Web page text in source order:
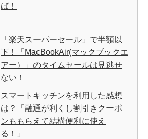
ば！
「楽天スーパーセール」で半額以
下！「MacBookAir(マックブックエ
アー）」のタイムセールは見逃せ
ない！
スマートキッチンを利用した感想
は？「融通が利くし割引きクーポ
ンももらえて結構便利に使え
る！」